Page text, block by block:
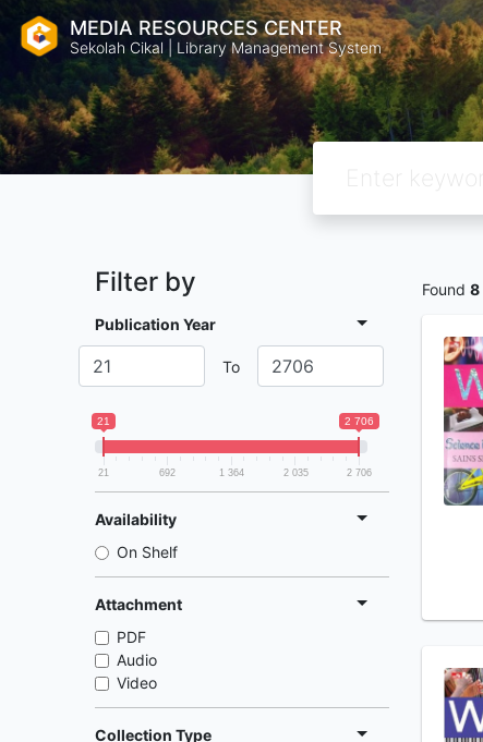
MEDIA RESOURCES CENTER
Sekolah Cikal | Library Management System
Filter by
Publication Year
To
21 2 706
21 692 1 364 2 035 2 706
Availability
On Shelf
Attachment
PDF
Audio
Video
Collection Type
Found 8